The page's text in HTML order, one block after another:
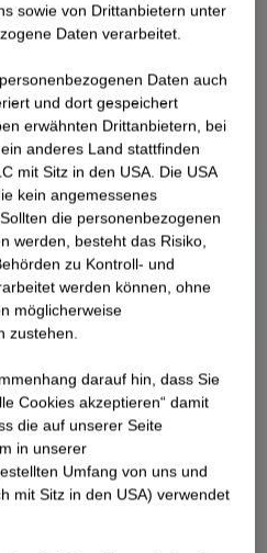
sowie von Drittanbietern unter
Daten verarbeitet.
Daten auch
und dort gespeichert
erwähnten Drittanbietern, bei
anderes Land stattfinden
mit Sitz in den USA. Die USA
kein angemessenes
die personenbezogenen
werden, besteht das Risiko,
zu Kontroll- und
werden können, ohne
möglicherweise
zustehen.
darauf hin, dass Sie
Cookies akzeptieren“ damit
die auf unserer Seite
in unserer
Umfang von uns und
mit Sitz in den USA) verwendet